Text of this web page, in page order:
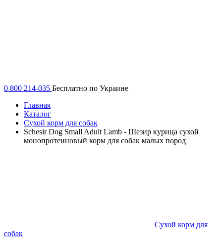
0 800 214-035 Бесплатно по Украине
Главная
Каталог
Сухой корм для собак
Schesir Dog Small Adult Lamb - Шезир курица сухой
монопротеиновый корм для собак малых пород
Сухой корм для
собак